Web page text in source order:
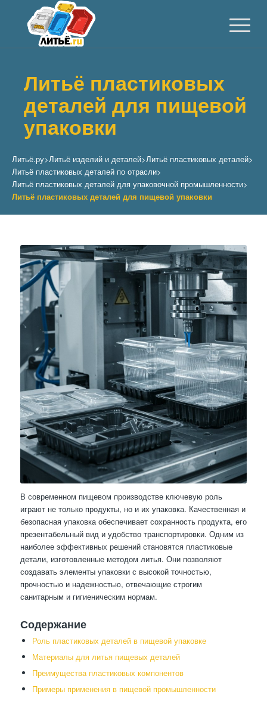
Литьё пластиковых
деталей для пищевой
упаковки
Литьё.ру>Литьё изделий и деталей>Литьё пластиковых деталей>
Литьё пластиковых деталей по отрасли>
Литьё пластиковых деталей для упаковочной промышленности>
Литьё пластиковых деталей для пищевой упаковки
В современном пищевом производстве ключевую роль
играют не только продукты, но и их упаковка. Качественная и
безопасная упаковка обеспечивает сохранность продукта, его
презентабельный вид и удобство транспортировки. Одним из
наиболее эффективных решений становятся пластиковые
детали, изготовленные методом литья. Они позволяют
создавать элементы упаковки с высокой точностью,
прочностью и надежностью, отвечающие строгим
санитарным и гигиеническим нормам.
Содержание
Роль пластиковых деталей в пищевой упаковке
Материалы для литья пищевых деталей
Преимущества пластиковых компонентов
Примеры применения в пищевой промышленности